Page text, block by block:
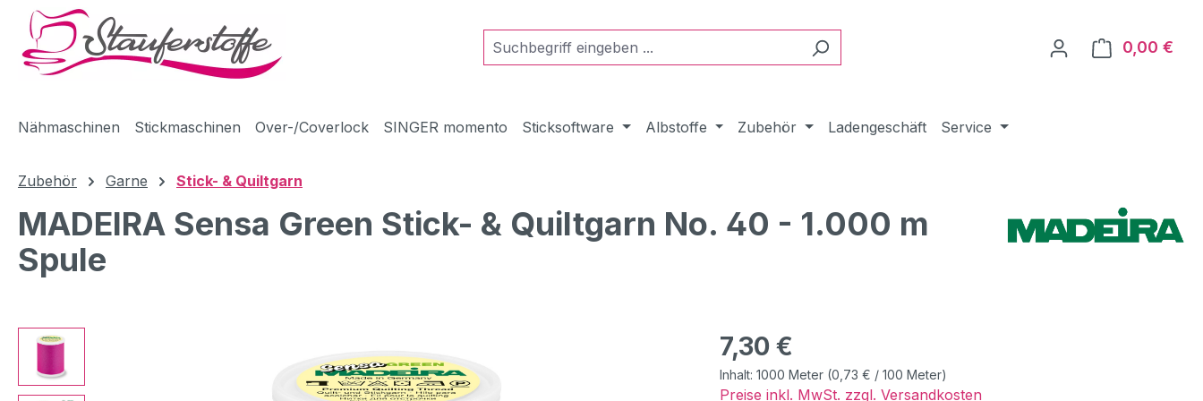
Hauptinhalt springen
Zur Suche springen
Zur Hauptnavigation springen
0,00 €
Nähmaschinen Stickmaschinen Over-/Coverlock SINGER momento Sticksoftware Albstoffe Zubehör Ladengeschäft Service
Zubehör Garne Stick- & Quiltgarn
MADEIRA Sensa Green Stick- & Quiltgarn No. 40 - 1.000 m
Spule
Bildergalerie überspringen Regulärer Preis:
7,30 €
Inhalt: 1000 Meter (0,73 € / 100 Meter)
Preise inkl. MwSt. zzgl. Versandkosten